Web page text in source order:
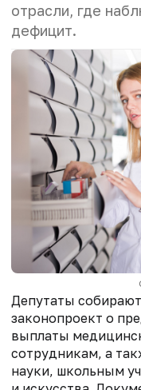
отрасли, где
дефицит.
Депутаты
законопроект о
выплаты
сотрудникам, а
науки, школьным